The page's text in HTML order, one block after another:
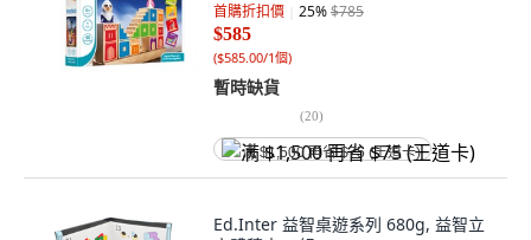
首購折扣價 25%$785
$585
($585.00/1個)
暫時缺貨
(20)
满 $1,500 再省 $75 (王道卡)
Ed.Inter 益智桌遊系列 680g, 益智立